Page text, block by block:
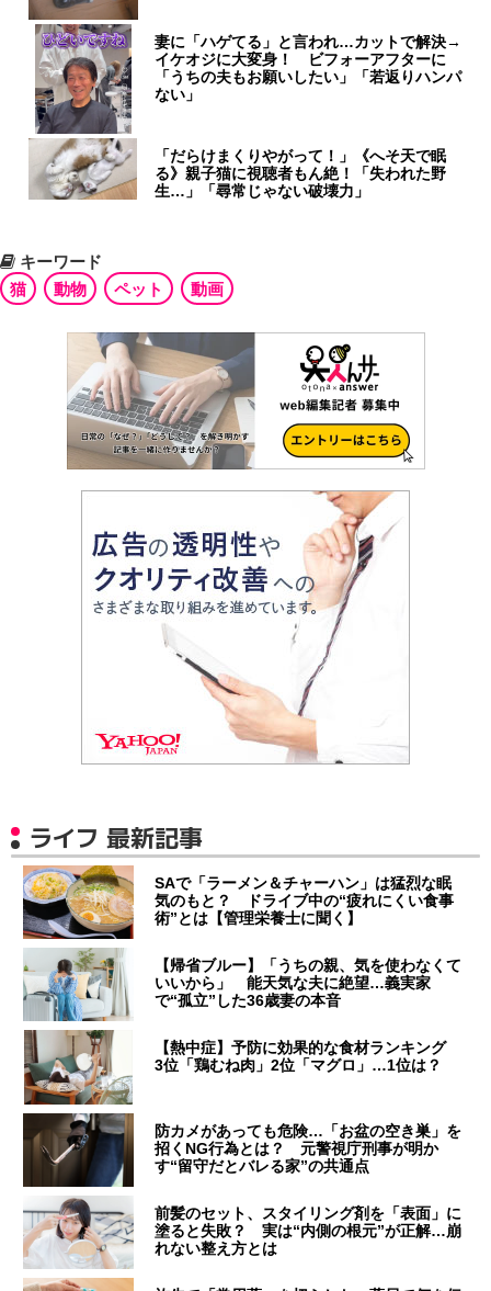
妻に「ハゲてる」と言われ…カットで解決→
イケオジに大変身！ ビフォーアフターに
「うちの夫もお願いしたい」「若返りハンパ
ない」
「だらけまくりやがって！」《へそ天で眠
る》親子猫に視聴者もん絶！「失われた野
生…」「尋常じゃない破壊力」
キーワード
猫
動物 ペット 動画
ライフ 最新記事
SAで「ラーメン＆チャーハン」は猛烈な眠
気のもと？ ドライブ中の“疲れにくい食事
術”とは【管理栄養士に聞く】
【帰省ブルー】「うちの親、気を使わなくて
いいから」 能天気な夫に絶望…義実家
で“孤立”した36歳妻の本音
【熱中症】予防に効果的な食材ランキング
3位「鶏むね肉」2位「マグロ」…1位は？
防カメがあっても危険…「お盆の空き巣」を
招くNG行為とは？ 元警視庁刑事が明か
す“留守だとバレる家”の共通点
前髪のセット、スタイリング剤を「表面」に
塗ると失敗？ 実は“内側の根元”が正解…崩
れない整え方とは